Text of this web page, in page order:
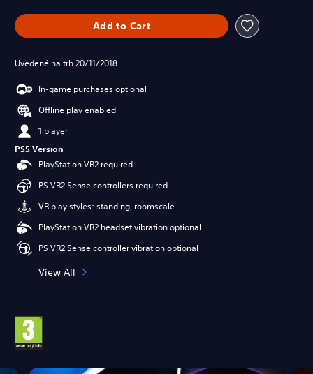
Add to Cart
Uvedené na trh 20/11/2018
In-game purchases optional
Offline play enabled
1 player
PS5 Version
PlayStation VR2 required
PS VR2 Sense controllers required
VR play styles: standing, roomscale
PlayStation VR2 headset vibration optional
PS VR2 Sense controller vibration optional
View All